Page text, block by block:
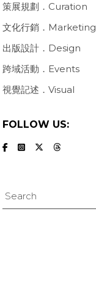
策展規劃．Curation
文化行銷．Marketing
出版設計．Design
跨域活動．Events
視覺記述．Visual
FOLLOW US:
Search